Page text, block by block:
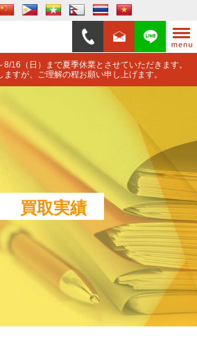
16（日）まで夏季休業とさせていただきます。
すが、ご理解の程お願い申し上げます。
買取実績